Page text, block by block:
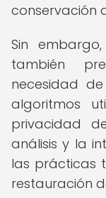
conservación
Sin
también
necesidad
algoritmos
privacidad
análisis y la
las prácticas
restauración